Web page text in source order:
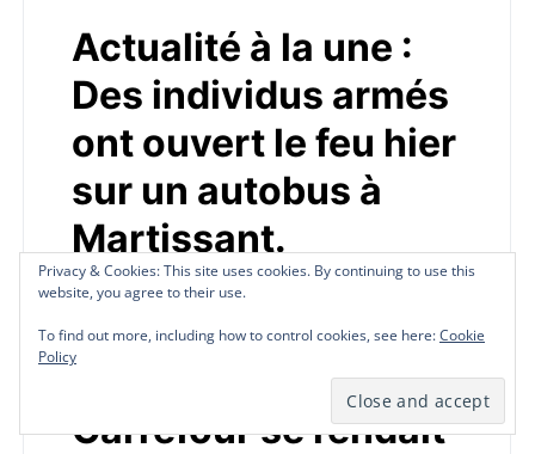
Privacy & Cookies: This site uses cookies. By continuing to use this
website, you agree to their use.
To find out more, including how to control cookies, see here:Cookie
Policy
Actualité à la une :
Des individus armés
ont ouvert le feu hier
sur un autobus à
Martissant.
Plusieurs passagers
ont été blessés. Le
bus qui revenait de
Carrefour se rendait
Privacy & Cookies: This site uses cookies. By continuing to use this
website, you agree to their use.
To find out more, including how to control cookies, see here:Cookie
Policy
Privacy & Cookies: This site uses cookies. By continuing to use this
website, you agree to their use.
To find out more, including how to control cookies, see here:Cookie
Policy
Privacy & Cookies: This site uses cookies. By continuing to use this
website, you agree to their use.
To find out more, including how to control cookies, see here:Cookie
Policy